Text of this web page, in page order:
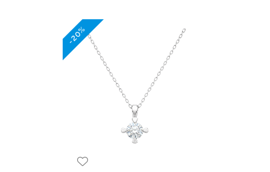
-20%